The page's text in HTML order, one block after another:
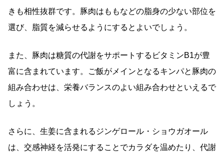
きも相性抜群です。豚肉はももなどの脂身の少ない部位を
選び、脂質を減らせるようにするとよいでしょう。
また、豚肉は糖質の代謝をサポートするビタミンB1が豊
富に含まれています。ご飯がメインとなるキンパと豚肉の
組み合わせは、栄養バランスのよい組み合わせといえるで
しょう。
さらに、生姜に含まれるジンゲロール・ショウガオール
は、交感神経を活発にすることでカラダを温めたり、代謝